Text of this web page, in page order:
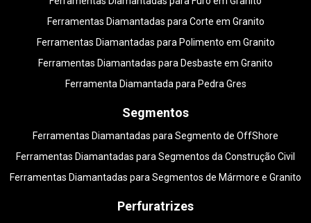
Ferramentas Diamantadas para Corte em Granito
Ferramentas Diamantadas para Polimento em Granito
Ferramentas Diamantadas para Desbaste em Granito
Ferramenta Diamantada para Pedra Gres
Segmentos
Ferramentas Diamantadas para Segmento de OffShore
Ferramentas Diamantadas para Segmentos da Construção Civil
Ferramentas Diamantadas para Segmentos de Mármore e Granito
Perfuratrizes